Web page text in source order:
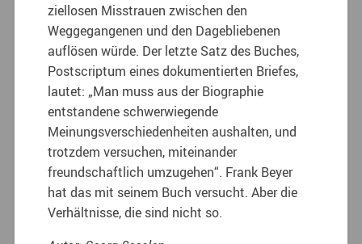
ziellosen Misstrauen zwischen den
Weggegangenen und den Dagebliebenen
auflösen würde. Der letzte Satz des Buches,
Postscriptum eines dokumentierten Briefes,
lautet: „Man muss aus der Biographie
entstandene schwerwiegende
Meinungsverschiedenheiten aushalten, und
trotzdem versuchen, miteinander
freundschaftlich umzugehen“. Frank Beyer
hat das mit seinem Buch versucht. Aber die
Verhältnisse, die sind nicht so.